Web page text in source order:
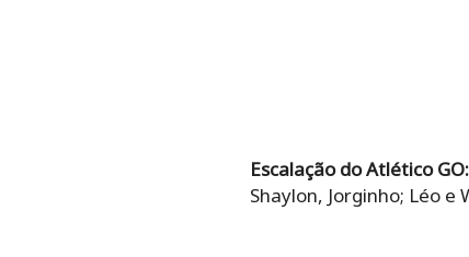
Escalação do Atlético GO:
Shaylon, Jorginho; Léo